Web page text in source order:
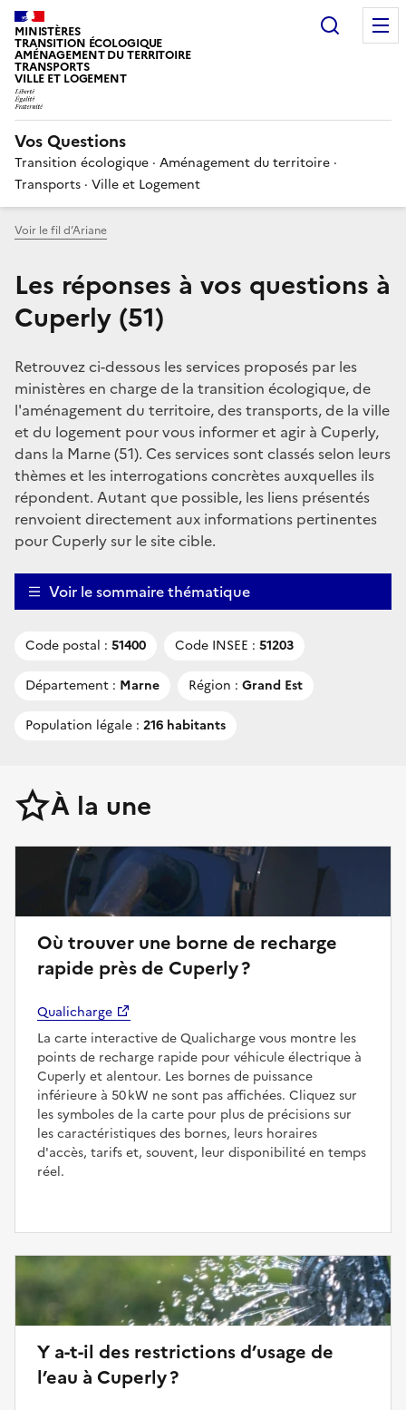
MINISTÈRES
TRANSITION ÉCOLOGIQUE
AMÉNAGEMENT DU TERRITOIRE
TRANSPORTS
VILLE ET LOGEMENT
Vos Questions
Transition écologique · Aménagement du territoire ·
Transports · Ville et Logement
Voir le fil d’Ariane
Les réponses à vos questions à
Cuperly (51)
Retrouvez ci-dessous les services proposés par les
ministères en charge de la transition écologique, de
l'aménagement du territoire, des transports, de la ville
et du logement pour vous informer et agir à Cuperly,
dans la Marne (51). Ces services sont classés selon leurs
thèmes et les interrogations concrètes auxquelles ils
répondent. Autant que possible, les liens présentés
renvoient directement aux informations pertinentes
pour Cuperly sur le site cible.
Voir le sommaire thématique
Code postal : 51400 Code INSEE : 51203
Département : Marne Région : Grand Est
Population légale : 216 habitants
À la une
Où trouver une borne de recharge
rapide près de Cuperly ?
Qualicharge
La carte interactive de Qualicharge vous montre les
points de recharge rapide pour véhicule électrique à
Cuperly et alentour. Les bornes de puissance
inférieure à 50 kW ne sont pas affichées. Cliquez sur
les symboles de la carte pour plus de précisions sur
les caractéristiques des bornes, leurs horaires
d'accès, tarifs et, souvent, leur disponibilité en temps
réel.
Y a-t-il des restrictions d’usage de
l’eau à Cuperly ?